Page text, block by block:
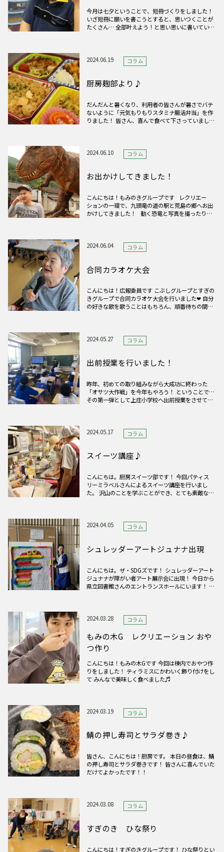
今月は七夕ということで、短冊づくりをしました！
いざ短冊に願いを書こうとすると、思いつくことが
たくさん… 全部叶えよう！と思い思いに書いていた
2024.06.19 コラム
厨房麹部より♪
だんだんと暑くなり、利用者の皆さんが暑さでバテ
ないように「元気もりもりスタミナ腸活弁当」を作
りました！ 皆さん、喜んで食べて下さっていまし
2024.06.10 コラム
お出かけしてきました！
こんにちは！もみのきグループです レクリエー
ションの一環で、九頭竜の道の駅と荒島の郷へお出
かけしてきました！ 動く恐竜と写真を撮ったり、
2024.06.04 コラム
合同カラオケ大会
こんにちは！広報委員です こぶしグループとすぎの
きグループで合同カラオケ大会を行いました❤ 自分
の好きな歌を歌うことはもちろん、順番待ちの間も
2024.05.27 コラム
出前授業を行いました！
昨年、初めての取り組みながら大成功に終わった
「オサツ大作戦」を今年もやろう！ ということで…
その第一弾として上庄小学校へ出前授業をさせてい
2024.05.17
コラム
スイーツ講座♪
こんにちは。厨房スイーツ部です！ 今回パティス
リーミラベルさんによるスイーツ講座を行いまし
た。 沢山のことを学ぶことができ、とても素敵な時
2024.04.05 コラム
シュレッダーアートジュナナ出現
こんにちは。ザ・SDGズです！ シュレッダーアート
ジュナナが障がい者アート展示会に出現！ 今日から
県立図書館さんのエントランスホールにいます！ 希
2024.03.28 コラム
もみの木G レクリエーション おや
つ作り
こんにちは！もみの木Gです 今回は棟内でおやつ作
りをしました！ ティラミスにかわいく飾り付けをし
て みんなで美味しく食べました♬
2024.03.19 コラム
鯖の押し寿司とサラダ巻き♪
皆さん、こんにちは！厨房です。 本日の昼食は、鯖
の押し寿司とサラダ巻きです！ 皆さんに喜んでいた
だけてよかったです！！
2024.03.08 コラム
すぎのき ひな祭り
こんにちは！すぎのきグループです！ ひな祭りとい